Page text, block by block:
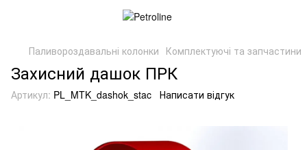
Паливороздавальні колонки Комплектуючі та запчастини
Захисний дашок ПРК
Артикул: PL_MTK_dashok_stac Написати відгук